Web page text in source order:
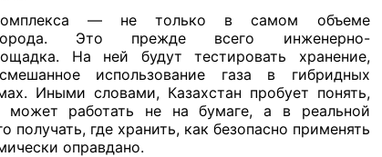
комплекса — не только в самом объеме
Это прежде всего инженерно-
На ней будут тестировать хранение,
использование газа в гибридных
Иными словами, Казахстан пробует понять,
может работать не на бумаге, а в реальной
получать, где хранить, как безопасно применять
оправдано.